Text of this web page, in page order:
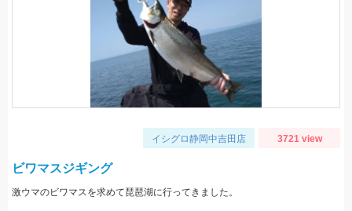
イシグロ静岡中吉田店 3721 view
ビワマスジギング
激ウマのビワマスを求めて琵琶湖に行ってきました。